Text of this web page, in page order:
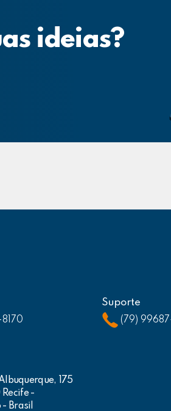
ideias?
Suporte
(79)
175
-
- Brasil